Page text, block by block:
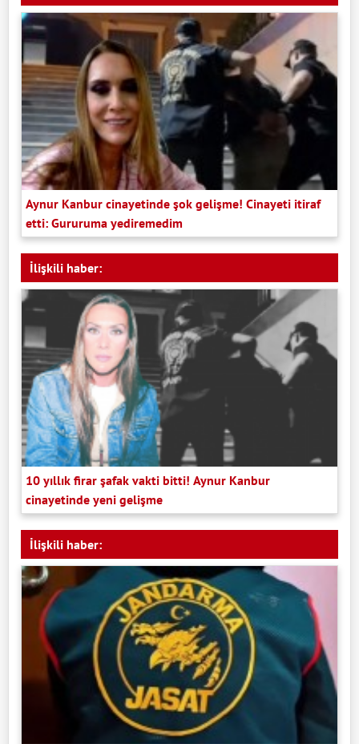
Aynur Kanbur cinayetinde şok gelişme! Cinayeti itiraf
etti: Gururuma yediremedim
İlişkili haber:
10 yıllık firar şafak vakti bitti! Aynur Kanbur
cinayetinde yeni gelişme
İlişkili haber: